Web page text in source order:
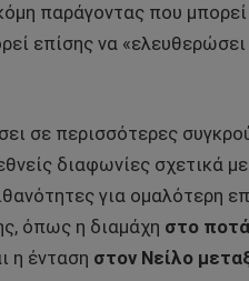
παράγοντας που μπορεί
επίσης να
σε περισσότερες
διαφωνίες σχετικά
για ομαλότερη
όπως η διαμάχη στο
η ένταση στον Νείλο